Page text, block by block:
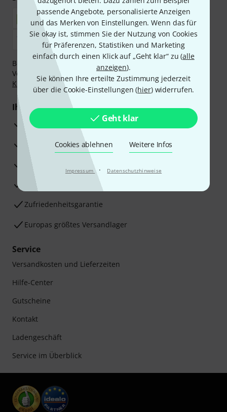
passende Angebote, personalisierte Anzeigen
und das Merken von Einstellungen. Wenn das für
Sie okay ist, stimmen Sie der Nutzung von Cookies
für Präferenzen, Statistiken und Marketing
einfach durch einen Klick auf „Geht klar“ zu (alle
anzeigen).
Sie können Ihre erteilte Zustimmung jederzeit
über die Cookie-Einstellungen (hier) widerrufen.
Geht klar
Cookies ablehnen Weitere Infos
Impressum · Datenschutzhinweise
Bezahlen Sie vertraulich und sicher per Nachnahme,
Vorkasse, PayPal, Amazon Pay,Klarna Sofort bezahlen
Klarna Ratenzahlungoder Kreditkarte.
Ihre Vorteile
3 Jahre Thomann Garantie
30 Tage Money-Back-Garantie
Beratung durch Fachexperten
Zufriedenheitsgarantie
Europas größtes Versandlager
Service
Versandkosten und Lieferzeiten
Hilfe-Center
Gutscheine
Kontakt
Ladengeschäft
Service im Überblick